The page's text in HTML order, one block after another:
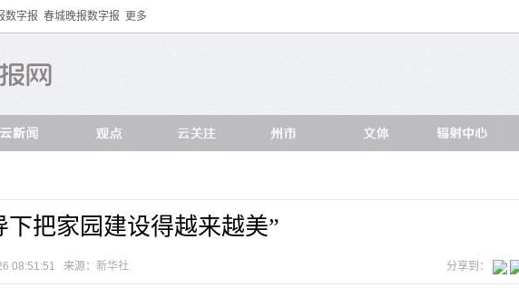
数字报 春城晚报数字报 更多
下把家园建设得越来越美”
08:51:51 来源： 新华社 分享到：